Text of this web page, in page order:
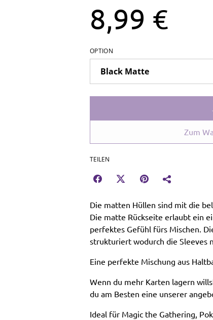
8,99 €
OPTION
Zum
TEILEN
Die matten Hüllen sind mit die
Die matte Rückseite erlaubt ein
perfektes Gefühl fürs Mischen.
strukturiert wodurch die Sleeves
Eine perfekte Mischung aus
Wenn du mehr Karten lagern
du am Besten eine unserer
Ideal für Magic the Gathering,